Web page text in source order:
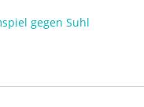
gegen Suhl